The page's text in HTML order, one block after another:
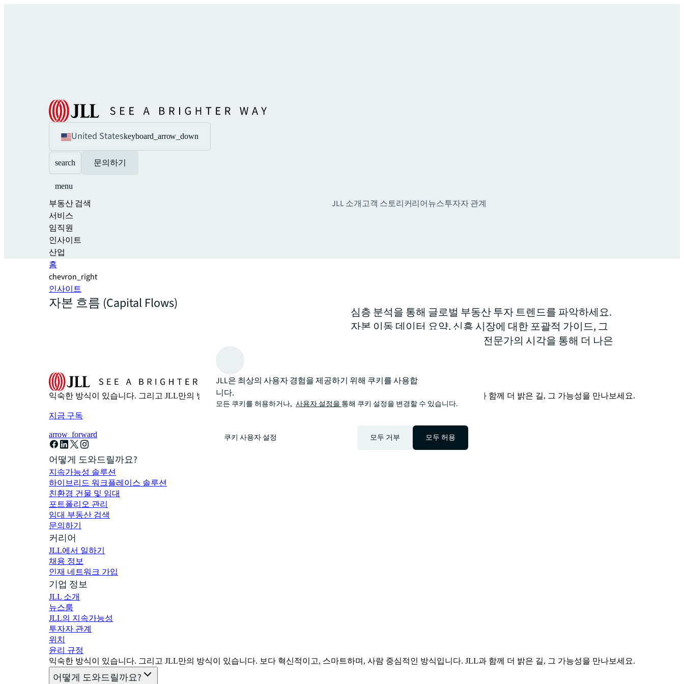
United Stateskeyboard_arrow_down
search 문의하기
menu
부동산 검색
서비스
임직원
인사이트
산업
JLL 소개고객 스토리커리어뉴스투자자 관계
홈
chevron_right
인사이트
자본 흐름 (Capital Flows)
심층 분석을 통해 글로벌 부동산 투자 트렌드를 파악하세요.
자본 이동 데이터 요약, 신흥 시장에 대한 포괄적 가이드, 그
리고 섹터별 투자 기회에 대한 전문가의 시각을 통해 더 나은
arrow_upward
익숙한 방식이 있습니다. 그리고 JLL만의 방식이 있습니다. 보다 혁신적이고, 스마트하며, 사람 중심적인 방식입니다. JLL과 함께 더 밝은 길, 그 가능성을 만나보세요.
지금 구독
arrow_forward
어떻게 도와드릴까요?
지속가능성 솔루션
하이브리드 워크플레이스 솔루션
친환경 건물 및 임대
포트폴리오 관리
임대 부동산 검색
문의하기
커리어
JLL에서 일하기
채용 정보
인재 네트워크 가입
기업 정보
JLL 소개
뉴스룸
JLL의 지속가능성
투자자 관계
위치
윤리 규정
익숙한 방식이 있습니다. 그리고 JLL만의 방식이 있습니다. 보다 혁신적이고, 스마트하며, 사람 중심적인 방식입니다. JLL과 함께 더 밝은 길, 그 가능성을 만나보세요.
어떻게 도와드릴까요?
JLL은 최상의 사용자 경험을 제공하기 위해 쿠키를 사용합
니다.
모든 쿠키를 허용하거나, 사용자 설정을 통해 쿠키 설정을 변경할 수 있습니다.
쿠키 사용자 설정 모두 거부 모두 허용